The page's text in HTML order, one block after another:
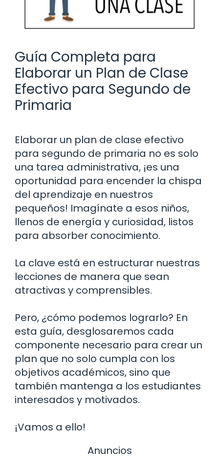
Guía Completa para
Elaborar un Plan de Clase
Efectivo para Segundo de
Primaria
Elaborar un plan de clase efectivo
para segundo de primaria no es solo
una tarea administrativa, ¡es una
oportunidad para encender la chispa
del aprendizaje en nuestros
pequeños! Imagínate a esos niños,
llenos de energía y curiosidad, listos
para absorber conocimiento.
La clave está en estructurar nuestras
lecciones de manera que sean
atractivas y comprensibles.
Pero, ¿cómo podemos lograrlo? En
esta guía, desglosaremos cada
componente necesario para crear un
plan que no solo cumpla con los
objetivos académicos, sino que
también mantenga a los estudiantes
interesados y motivados.
¡Vamos a ello!
Anuncios